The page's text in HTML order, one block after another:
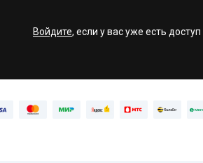
Войдите, если у вас уже есть доступ